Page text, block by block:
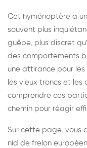
Cet hyménoptère a
souvent plus
guêpe, plus discret
des comportements
une attirance pour les
les vieux troncs et les
comprendre ces
chemin pour réagir
Sur cette page, vous
nid de frelon